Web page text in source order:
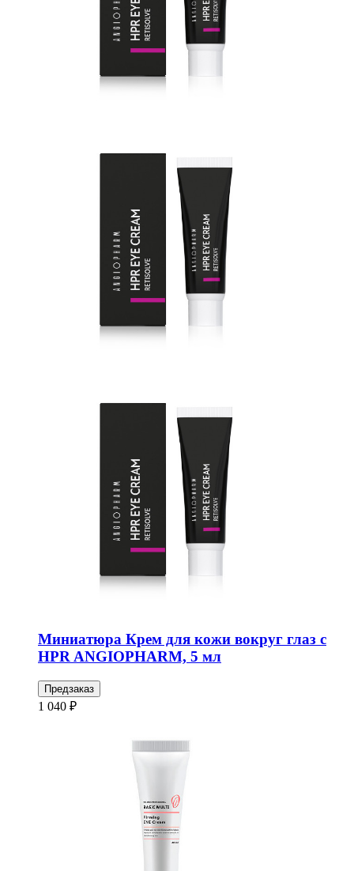
Миниатюра Крем для кожи вокруг глаз с
HPR ANGIOPHARM, 5 мл
Предзаказ
1 040 ₽